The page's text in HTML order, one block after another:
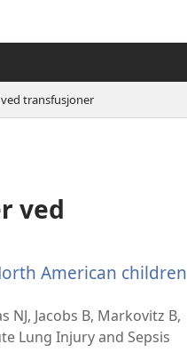
transfusjoner
ved
American children
NJ, Jacobs B, Markovitz B,
Lung Injury and Sepsis